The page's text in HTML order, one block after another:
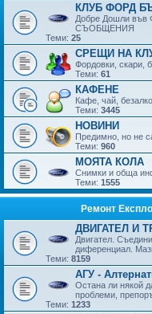
КЛУБ ФОРД
Добре Дошли във
СЪОБЩЕНИЯ
Теми: 25
СРЕЩИ НА
Фордовки, скари,
Теми: 61
КАФЕНЕ
Кафе, чай,
Теми: 3445
НОВИНИ
Предимно, но не
Теми: 960
МОЯТА КОЛА
Снимки и обща
Теми: 1555
Ремонт
ДВИГАТЕЛ И
Двигател.
диференциал.
Теми: 8159
АГУ -
Остана ли някой
проблеми,
Теми: 1233